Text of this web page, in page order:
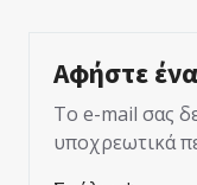
Αφήστε
Το e-mail σας
υποχρεωτικά